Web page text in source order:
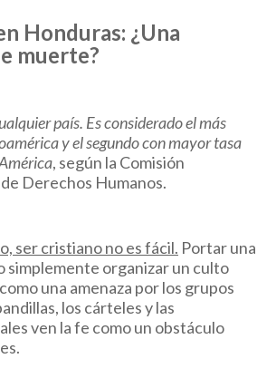
Honduras: ¿Una
muerte?
país. Es considerado el más
y el segundo con mayor tasa
, según la Comisión
Derechos Humanos.
ser cristiano no es fácil. Portar una
simplemente organizar un culto
una amenaza por los grupos
los cárteles y las
ven la fe como un obstáculo